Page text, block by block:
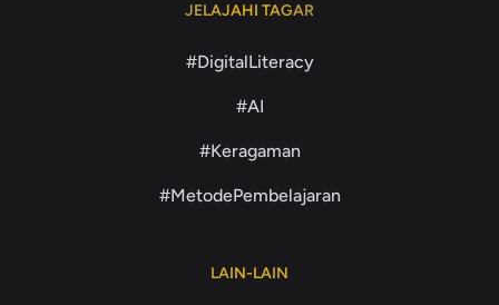
JELAJAHI TAGAR
#DigitalLiteracy
#AI
#Keragaman
#MetodePembelajaran
LAIN-LAIN